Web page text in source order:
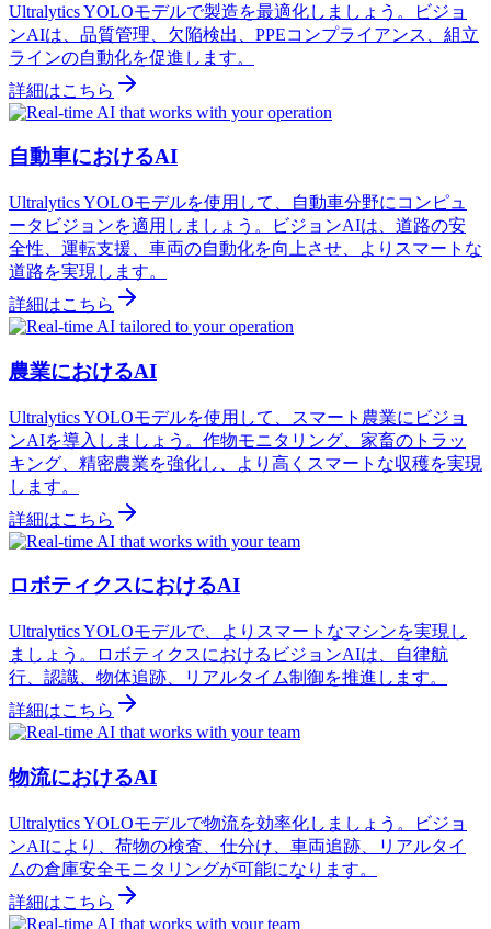
Ultralytics YOLOモデルで製造を最適化しましょう。ビジョ
ンAIは、品質管理、欠陥検出、PPEコンプライアンス、組立
ラインの自動化を促進します。
詳細はこちら
自動車におけるAI
Ultralytics YOLOモデルを使用して、自動車分野にコンピュ
ータビジョンを適用しましょう。ビジョンAIは、道路の安
全性、運転支援、車両の自動化を向上させ、よりスマートな
道路を実現します。
詳細はこちら
農業におけるAI
Ultralytics YOLOモデルを使用して、スマート農業にビジョ
ンAIを導入しましょう。作物モニタリング、家畜のトラッ
キング、精密農業を強化し、より高くスマートな収穫を実現
します。
詳細はこちら
ロボティクスにおけるAI
Ultralytics YOLOモデルで、よりスマートなマシンを実現し
ましょう。ロボティクスにおけるビジョンAIは、自律航
行、認識、物体追跡、リアルタイム制御を推進します。
詳細はこちら
物流におけるAI
Ultralytics YOLOモデルで物流を効率化しましょう。ビジョ
ンAIにより、荷物の検査、仕分け、車両追跡、リアルタイ
ムの倉庫安全モニタリングが可能になります。
詳細はこちら